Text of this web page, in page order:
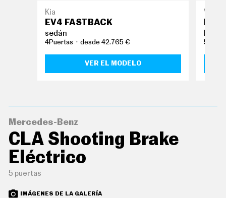
Kia
EV4 FASTBACK
sedán
4Puertas desde 42.765 €
VER EL MODELO
Mercedes-Benz
CLA Shooting Brake
Eléctrico
5 puertas
IMÁGENES DE LA GALERÍA